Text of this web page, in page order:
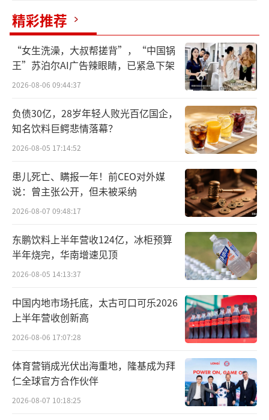
按理说，现在和睦家势头正好的时候。202
4年，商务部、国家卫健委等部门先后发布《关
于在医疗领域开展扩大开放试点工作》、《独
资医院领域扩大开放试点工作方案》两份文
件，向外界传达出鼓励外资医院发展的信号。
随后，天津、深圳等地分别有外商独资医院项
目落地的消息发出，在业内引起很高的关注。
分分合合
复星医药投资和睦家，还是在上一轮国家
鼓励社会办医的时候。
2010年前后，社会办医政策密集出台。复
当时母公司美中互利的股份，最终以2200万美
元持股美中互利11.18%。此后国家持续放开医
疗机构投资限制，允许外资在北京、天津、上
海、江苏、福建、广东、海南7个省市设立独资
医院。和睦家正是那一批外商独资医院的代
表。
精彩推荐
“女生洗澡，大叔帮搓背”，“中国锅
王”苏泊尔AI广告辣眼睛，已紧急下架
2026-08-06 09:44:37
负债30亿，28岁年轻人败光百亿国企，
知名饮料巨鳄悲情落幕？
2026-08-05 17:14:52
患儿死亡、瞒报一年！前CEO对外媒
说：曾主张公开，但未被采纳
2026-08-07 09:48:17
东鹏饮料上半年营收124亿，冰柜预算
半年烧完，华南增速见顶
2026-08-05 14:13:37
中国内地市场托底，太古可口可乐2026
上半年营收创新高
2026-08-06 17:07:28
体育营销成光伏出海重地，隆基成为拜
仁全球官方合作伙伴
2026-08-07 10:18:25